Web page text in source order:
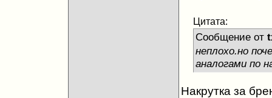
Цитата:
Сообщение от
неплохо.но
аналогами по
Накрутка за